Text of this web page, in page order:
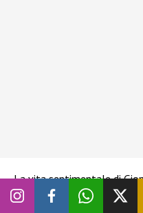
La vita sentimentale di
che più incuriosiscono il
stato associato a diverse